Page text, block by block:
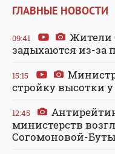
ГЛАВНЫЕ НОВОСТИ
09:41
Жители
задыхаются из-за
15:15
стройку высотки
12:45
министерств
Согомоновой-